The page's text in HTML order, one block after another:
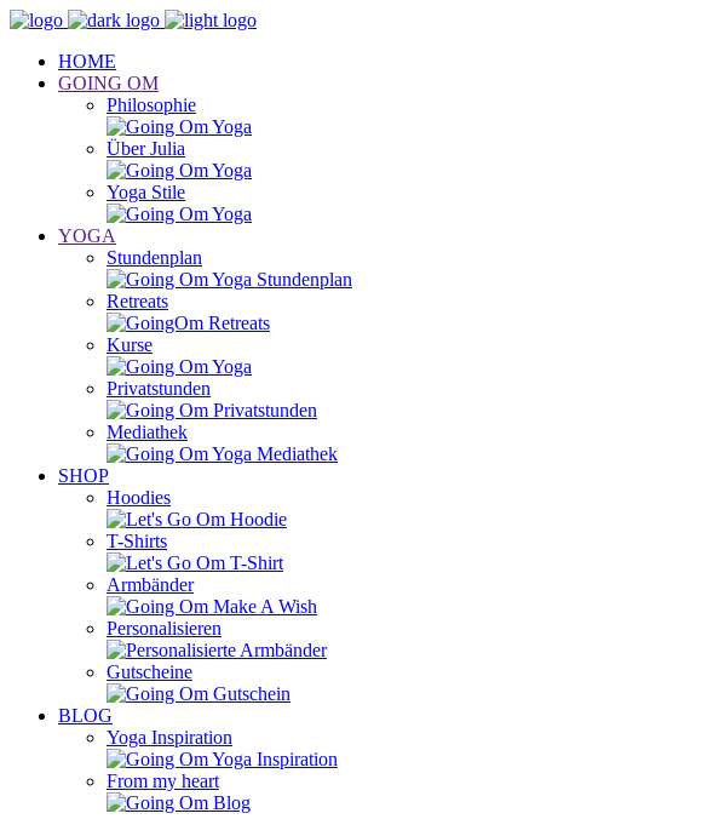
HOME
GOING OM
Philosophie
Über Julia
Yoga Stile
YOGA
Stundenplan
Retreats
Kurse
Privatstunden
Mediathek
SHOP
Hoodies
T-Shirts
Armbänder
Personalisieren
Gutscheine
BLOG
Yoga Inspiration
From my heart